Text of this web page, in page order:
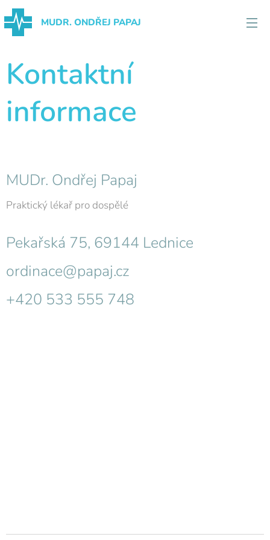
MUDR. ONDŘEJ PAPAJ
Kontaktní
informace
MUDr. Ondřej Papaj
Praktický lékař pro dospělé
Pekařská 75, 69144 Lednice
ordinace@papaj.cz
+420 533 555 748